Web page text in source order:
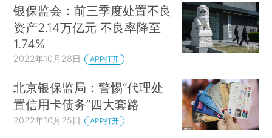
银保监会：前三季度处置不良
资产2.14万亿元 不良率降至
1.74%
2022年10月28日 APP打开
北京银保监局：警惕“代理处
置信用卡债务”四大套路
2022年10月25日 APP打开